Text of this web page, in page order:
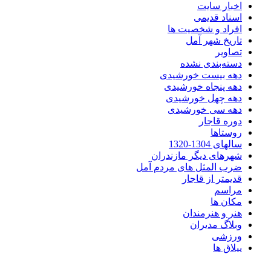
اخبار سایت
اسناد قدیمی
افراد و شخصیت ها
تاریخ شهر آمل
تصاویر
دسته‌بندی نشده
دهه بیست خورشیدی
دهه پنجاه خورشیدی
دهه چهل خورشیدی
دهه سی خورشیدی
دوره قاجار
روستاها
سالهای 1304-1320
شهرهای دیگر مازندران
ضرب المثل های مردم آمل
قدیمتر از قاجار
مراسم
مکان ها
هنر و هنرمندان
وبلاگ مدیران
ورزشی
ییلاق ها